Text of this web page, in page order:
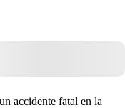
accidente fatal en la